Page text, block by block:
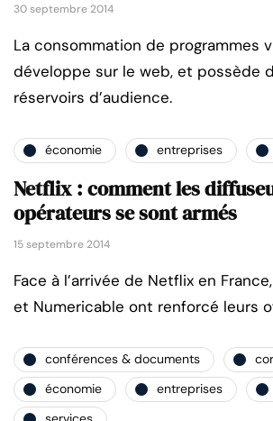
30 septembre 2014
La consommation de programmes
développe sur le web, et possède
réservoirs d’audience.
économie entreprises
Netflix : comment les
opérateurs se sont armés
15 septembre 2014
Face à l’arrivée de Netflix en
et Numericable ont renforcé leurs
conférences & documents
économie
entreprises